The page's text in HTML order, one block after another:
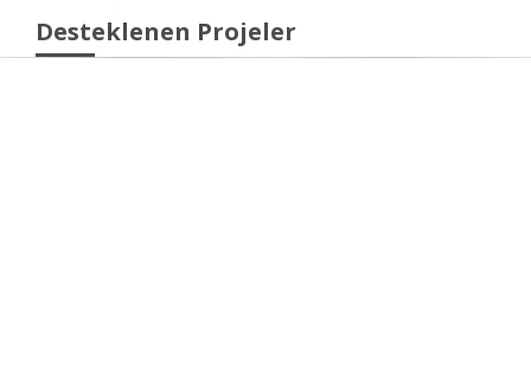
Desteklenen Projeler